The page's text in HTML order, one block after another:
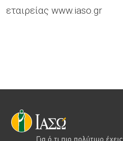
εταιρείας www.iaso.gr